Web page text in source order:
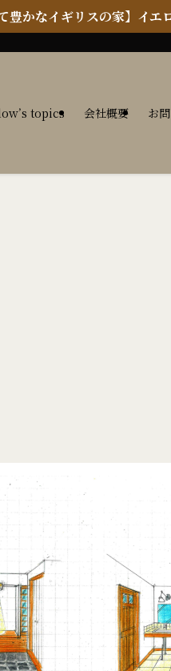
ーチェアハウス
topics 会社概要 お